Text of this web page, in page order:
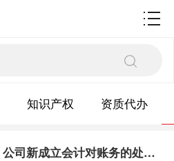
知识产权 资质代办
公司新成立会计对账务的处理应该注意哪些细节？